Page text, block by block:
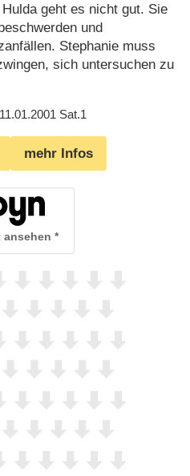
geht es nicht gut. Sie
und
Stephanie muss
sich untersuchen zu
Sat.1
mehr Infos
ansehen